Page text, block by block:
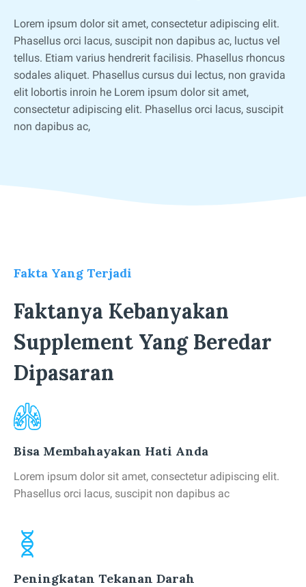
Lorem ipsum dolor sit amet, consectetur adipiscing elit.
Phasellus orci lacus, suscipit non dapibus ac, luctus vel
tellus. Etiam varius hendrerit facilisis. Phasellus rhoncus
sodales aliquet. Phasellus cursus dui lectus, non gravida
elit lobortis inroin he Lorem ipsum dolor sit amet,
consectetur adipiscing elit. Phasellus orci lacus, suscipit
non dapibus ac,
Fakta Yang Terjadi
Faktanya Kebanyakan
Supplement Yang Beredar
Dipasaran
Bisa Membahayakan Hati Anda
Lorem ipsum dolor sit amet, consectetur adipiscing elit.
Phasellus orci lacus, suscipit non dapibus ac
Peningkatan Tekanan Darah